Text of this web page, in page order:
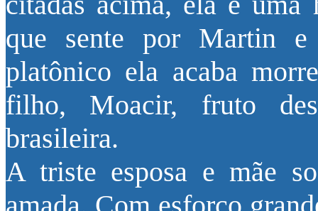
que sente por Martin e
platônico ela acaba
filho, Moacir, fruto
brasileira.
A triste esposa e mãe